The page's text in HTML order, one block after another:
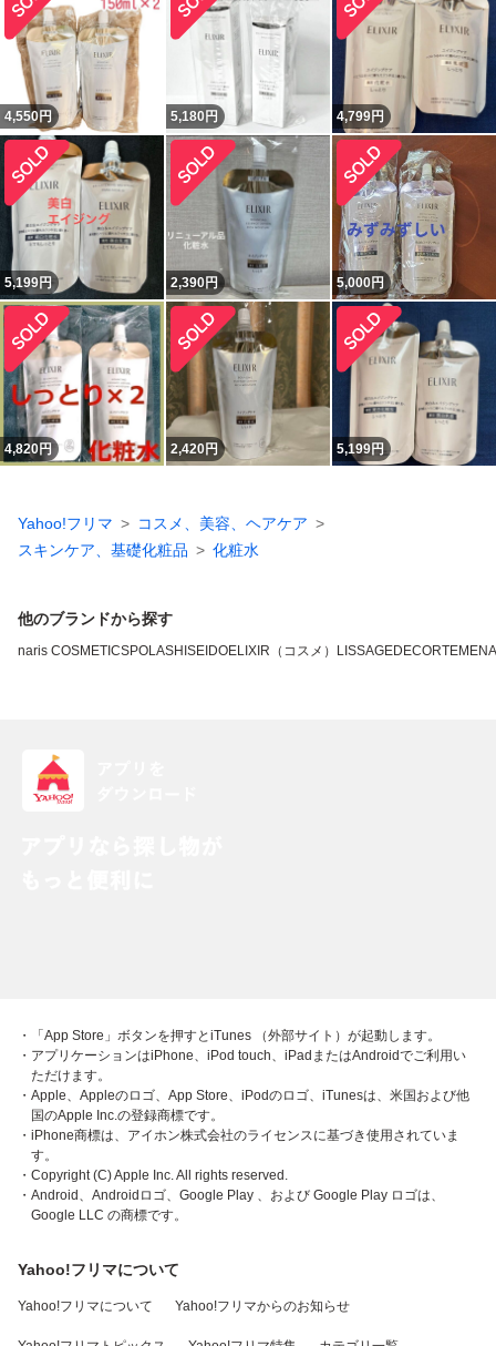
4,550円 5,180 円 4,799円
5,199円 2,390円 5,000円
4,820円 2,420円 5,199円
Yahoo!フリマ
コスメ、美容、ヘアケア
スキンケア、基礎化粧品
化粧水
他のブランドから探す
naris COSMETICSPOLASHISEIDOELIXIR（コスメ） LISSAGEDECORTE
・「App Store」ボタンを押すとiTunes （外部サイト）が起動します。
・アプリケーションはiPhone、iPod touch、iPadまたはAndroidでご利用い
ただけます。
・Apple、Appleのロゴ、App Store、iPodのロゴ、iTunesは、米国および他
国のApple Inc.の登録商標です。
・iPhone商標は、アイホン株式会社のライセンスに基づき使用されていま
す。
・Copyright (C) Apple Inc. All rights reserved.
・Android、Androidロゴ、Google Play 、および Google Play ロゴは、
Google LLC の商標です。
Yahoo!フリマについて
Yahoo!フリマについて Yahoo!フリマからのお知らせ